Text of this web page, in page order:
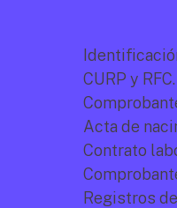
CURP y RFC.
Acta de
Contrato
Registros